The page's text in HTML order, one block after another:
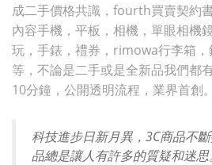
成二手價格共識，fourth買賣契約
內容手機，平板，相機，單眼相機
玩，手錶，禮券，rimowa行李箱
等，不論是二手或是全新品我們都
10分鐘，公開透明流程，業界首創。
科技進步日新月異，3C商品不
品總是讓人有許多的質疑和迷思。